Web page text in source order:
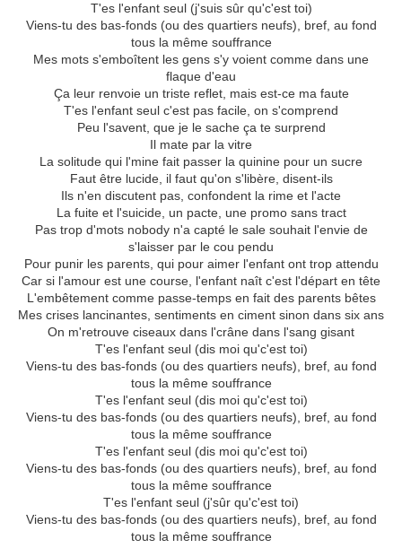
T'es l'enfant seul (j'suis sûr qu'c'est toi)
Viens-tu des bas-fonds (ou des quartiers neufs), bref, au fond
tous la même souffrance
Mes mots s'emboîtent les gens s'y voient comme dans une
flaque d'eau
Ça leur renvoie un triste reflet, mais est-ce ma faute
T'es l'enfant seul c'est pas facile, on s'comprend
Peu l'savent, que je le sache ça te surprend
Il mate par la vitre
La solitude qui l'mine fait passer la quinine pour un sucre
Faut être lucide, il faut qu'on s'libère, disent-ils
Ils n'en discutent pas, confondent la rime et l'acte
La fuite et l'suicide, un pacte, une promo sans tract
Pas trop d'mots nobody n'a capté le sale souhait l'envie de
s'laisser par le cou pendu
Pour punir les parents, qui pour aimer l'enfant ont trop attendu
Car si l'amour est une course, l'enfant naît c'est l'départ en tête
L'embêtement comme passe-temps en fait des parents bêtes
Mes crises lancinantes, sentiments en ciment sinon dans six ans
On m'retrouve ciseaux dans l'crâne dans l'sang gisant
T'es l'enfant seul (dis moi qu'c'est toi)
Viens-tu des bas-fonds (ou des quartiers neufs), bref, au fond
tous la même souffrance
T'es l'enfant seul (dis moi qu'c'est toi)
Viens-tu des bas-fonds (ou des quartiers neufs), bref, au fond
tous la même souffrance
T'es l'enfant seul (dis moi qu'c'est toi)
Viens-tu des bas-fonds (ou des quartiers neufs), bref, au fond
tous la même souffrance
T'es l'enfant seul (j'sûr qu'c'est toi)
Viens-tu des bas-fonds (ou des quartiers neufs), bref, au fond
tous la même souffrance